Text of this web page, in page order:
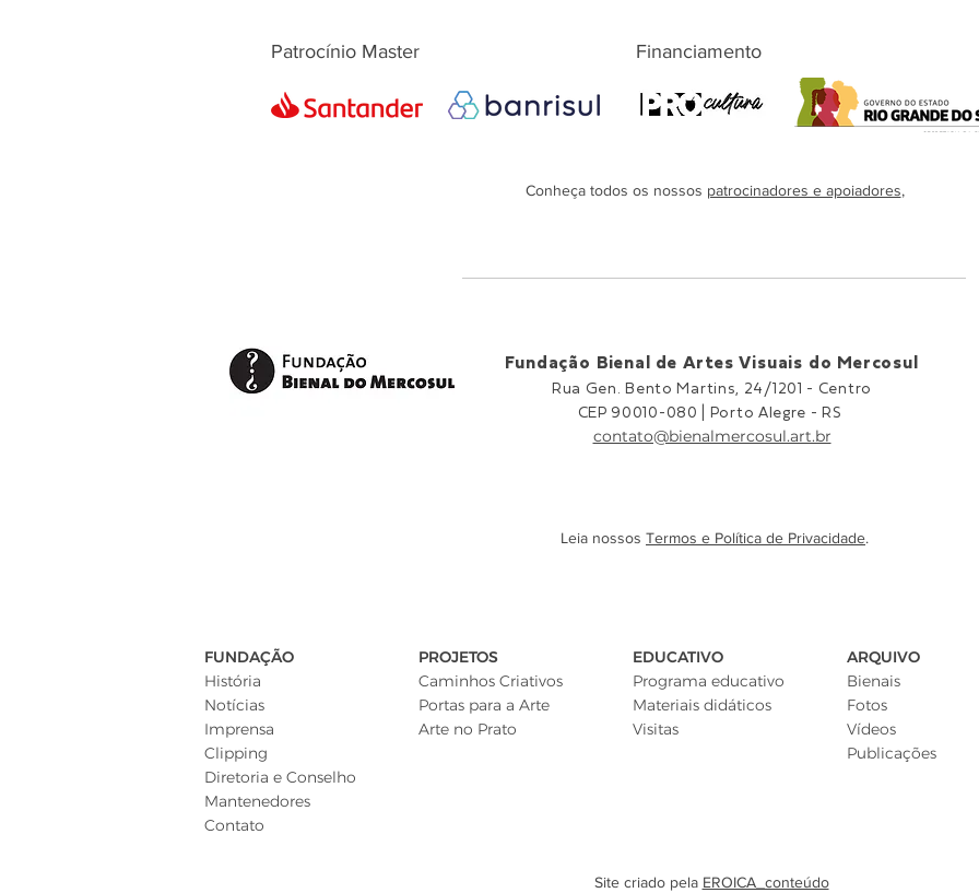
Patrocínio Master Financiamento
Conheça todos os nossos patrocinadores e apoiadores,
Fundação Bienal de Artes Visuais do Mercosul
Rua Gen. Bento Martins, 24/1201 - Centro
CEP 90010-080 |
Porto Alegre - RS
contato@bienalmercosul.art.br
Leia nossos Termos e Política de Privacidade.
Site criado pela EROICA_conteúdo
FUNDAÇÃO
História
Notícias
Imprensa
Clipping
Diretoria e Conselho
Mantenedores
Contato
PROJETOS
Caminhos Criativos
Portas para a Arte
Arte no Prato
EDUCATIVO
Programa educativo
Materiais didáticos
Visitas
ARQUIVO
Bienais
Fotos
Vídeos
Publicações